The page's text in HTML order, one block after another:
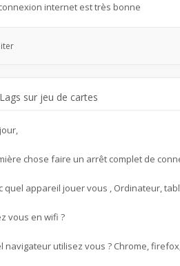
internet est très bonne
sur jeu de cartes
chose faire un arrêt complet de
quel appareil jouer vous , Ordinateur,
vous en wifi ?
navigateur utilisez vous ? Chrome,